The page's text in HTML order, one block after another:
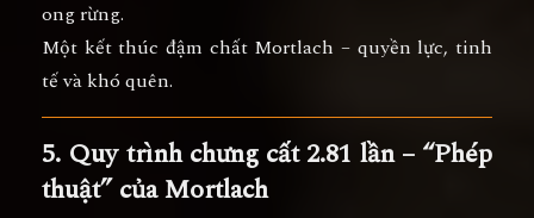
ong rừng.
Một kết thúc đậm chất Mortlach – quyền lực, tinh
tế và khó quên.
5. Quy trình chưng cất 2.81 lần – “Phép
thuật” của Mortlach